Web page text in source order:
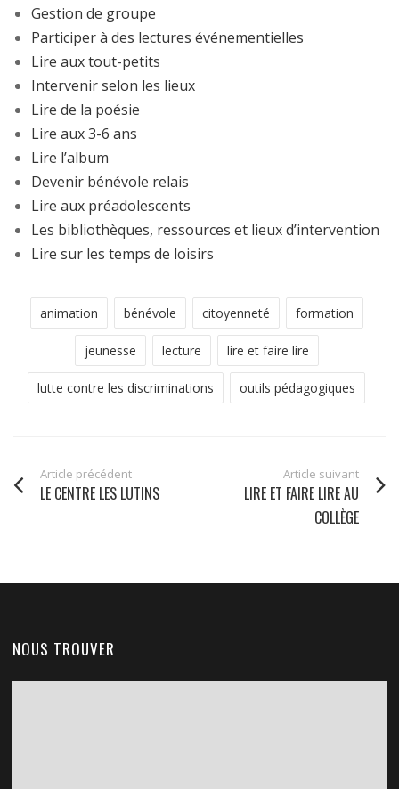
Gestion de groupe
Participer à des lectures événementielles
Lire aux tout-petits
Intervenir selon les lieux
Lire de la poésie
Lire aux 3-6 ans
Lire l’album
Devenir bénévole relais
Lire aux préadolescents
Les bibliothèques, ressources et lieux d’intervention
Lire sur les temps de loisirs
animation bénévole citoyenneté formation
jeunesse lecture lire et faire lire
lutte contre les discriminations outils pédagogiques
Article précédent
LE CENTRE LES LUTINS
Article suivant
LIRE ET FAIRE LIRE AU
COLLÈGE
NOUS TROUVER